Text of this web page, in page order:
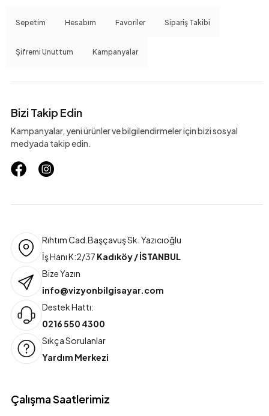
Sepetim Hesabım Favoriler Sipariş Takibi
Şifremi Unuttum Kampanyalar
Bizi Takip Edin
Kampanyalar, yeni ürünler ve bilgilendirmeler için bizi sosyal
medyada takip edin.
Rıhtım Cad.Başçavuş Sk. Yazıcıoğlu
İş Hanı K:2/37 Kadıköy / İSTANBUL
Bize Yazın
info@vizyonbilgisayar.com
Destek Hattı:
0216 550 4300
Sıkça Sorulanlar
Yardım Merkezi
Çalışma Saatlerimiz